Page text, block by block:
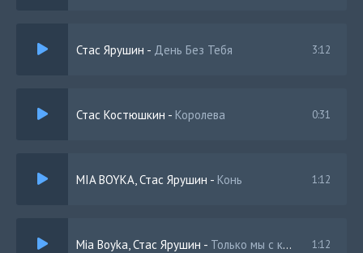
Стас Ярушин - День Без Тебя 3:12
Стас Костюшкин - Королева 0:31
MIA BOYKA, Стас Ярушин - Конь 1:12
Mia Boyka, Стас Ярушин - Только мы с конём по полю идём (Полная версия) 1:12